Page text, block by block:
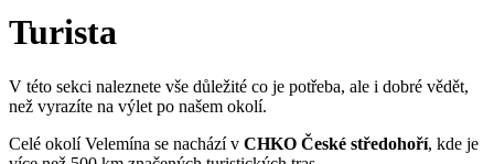
Turista
V této sekci naleznete vše důležité co je potřeba, ale i dobré vědět,
než vyrazíte na výlet po našem okolí.
Celé okolí Velemína se nachází v CHKO České středohoří, kde je